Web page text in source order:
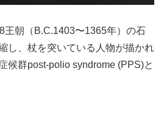
朝（B.C.1403〜1365年）の石
し、杖を突いている人物が描かれ
候群post-polio syndrome (PPS)と